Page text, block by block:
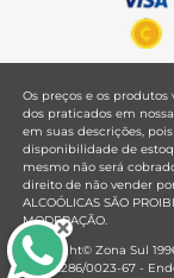
Os preços e os
dos praticados em
em suas descrições,
disponibilidade de
mesmo não será
direito de não vender
ALCOÓLICAS SÃO
MODERAÇÃO.
Copyright© Zona Sul
33.381.286/0023-67 -